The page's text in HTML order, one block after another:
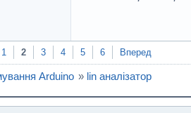
1 2 3 4 5 6 Вперед
Arduino » lin аналізатор